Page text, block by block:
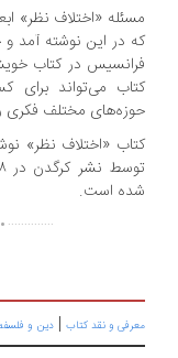
«اختلاف نظر» ابعادی
در این نوشته آمد و حتی
در کتاب خویش به
می‌تواند برای
مختلف فکری را
«اختلاف نظر» نوشته
است.
...............
و نقد کتاب|دین و فلسفه|